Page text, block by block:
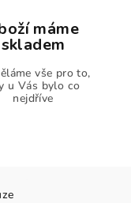
máme
skladem
vše pro to,
u Vás bylo co
nejdříve